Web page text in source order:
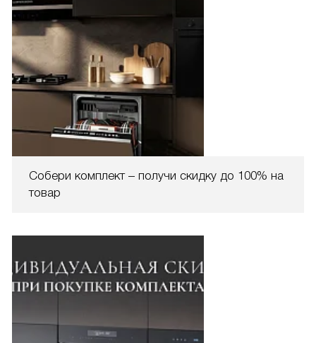
Собери комплект – получи скидку до 100% на
товар